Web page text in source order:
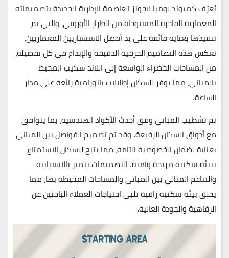
يُعرَفكمبوند لوميا لاجونز العاصمة الإدارية الجديدةبتصميماته
المعمارية الفاخرة المستوحاة من الطراز الأوروبي، والتي تم
تنفيذها بعناية فائقة على يد أفضل الاستشاريين المعماريين.
تعكس هذه التصاميم الحرفية الدقيقة والإبداع في كل تفصيلة،
من المساحات الخضراء الواسعة إلى اللاند سكيب المحيط
بالمباني، مما يوفر للسكان إطلالات بانورامية رائعة على مدار
الساعة.
تم تشطيب المباني وفق أحدث الأكواد الهندسية، بما يتوافق
مع أذواق السكان الرفيعة. وقد تم تصميم الفواصل بين المباني
بعناية لضمان الخصوصية التامة، مما يتيح للسكان الاستمتاع
ببيئة سكنية مريحة وآمنة. التصميمات تتميز بالانسيابية
والتناغم المثالي بين المباني والمساحات المحيطة بها، مما
يخلق بيئة سكنية راقية تلبي احتياجات العملاء الباحثين عن
الرفاهية والجودة العالية.